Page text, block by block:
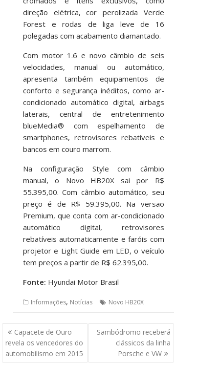
direção elétrica, cor perolizada Verde
Forest e rodas de liga leve de 16
polegadas com acabamento diamantado.
Com motor 1.6 e novo câmbio de seis
velocidades, manual ou automático,
apresenta também equipamentos de
conforto e segurança inéditos, como ar-
condicionado automático digital, airbags
laterais, central de entretenimento
blueMedia® com espelhamento de
smartphones, retrovisores rebatíveis e
bancos em couro marrom.
Na configuração Style com câmbio
manual, o Novo HB20X sai por R$
55.395,00. Com câmbio automático, seu
preço é de R$ 59.395,00. Na versão
Premium, que conta com ar-condicionado
automático digital, retrovisores
rebatíveis automaticamente e faróis com
projetor e Light Guide em LED, o veículo
tem preços a partir de R$ 62.395,00.
Fonte: Hyundai Motor Brasil
Informações, Notícias Novo HB20X
Navegação
de
Post
Capacete de Ouro
revela os vencedores do
automobilismo em 2015
Sambódromo receberá
clássicos da linha
Porsche e VW